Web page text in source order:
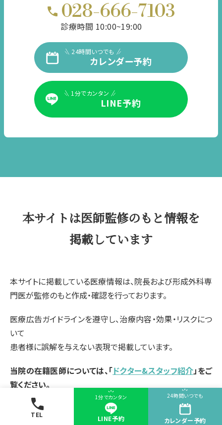
TEL
1分でカンタン
LINE予約
24時間いつでも
カレンダー予約
028-666-7103
診療時間 10:00~19:00
24時間いつでも
カレンダー予約
1分でカンタン
LINE予約
本サイトは医師監修のもと情報を
掲載しています
本サイトに掲載している医療情報は、院長および形成外科専
門医が監修のもと作成・確認を行っております。
医療広告ガイドラインを遵守し、治療内容・効果・リスクにつ
いて
患者様に誤解を与えない表現で掲載しています。
当院の在籍医師については、「ドクター&スタッフ紹介」をご
覧ください。